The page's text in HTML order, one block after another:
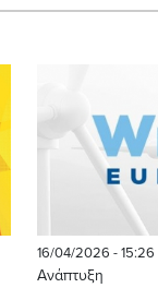
16/04/2026 - 15:26
Ανάπτυξη